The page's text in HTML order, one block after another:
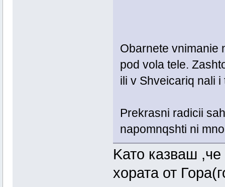
Obarnete vnimanie
pod vola tele.
ili v Shveicariq nali
Prekrasni radicii
napomnqshti ni
Kато казваш
хората от